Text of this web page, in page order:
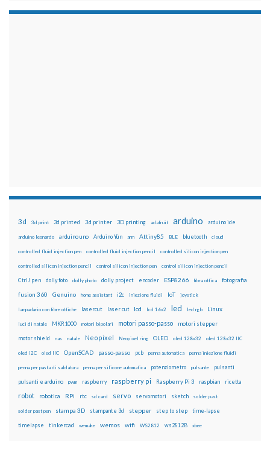
3d 3d print 3d printed 3d printer 3D printing adafruit arduino arduino ide
arduino leonardo arduino uno Arduino Yún arm Attiny85 BLE bluetooth cloud
controlled fluid injection pen controlled fluid injection pencil controlled silicon injection pen
controlled silicon injection pencil control silicon injection pen control silicon injection pencil
CtrlJ pen dolly foto dolly photo dolly project encoder ESP8266 fibra ottica fotografia
fusion 360 Genuino home assistant i2c iniezione fluidi IoT joystick
lampadario con fibre ottiche lasercut laser cut lcd lcd 16x2 led led rgb Linux
luci di natale MKR1000 motori bipolari motori passo-passo motori stepper
motor shield nas natale Neopixel Neopixel ring OLED oled 128x32 oled 128x32 IIC
oled i2C oled IIC OpenSCAD passo-passo pcb penna automatica penna iniezione fluidi
penna per pasta di saldatura penna per silicone automatica potenziometro pulsante pulsanti
pulsanti e arduino pwm raspberry raspberry pi Raspberry Pi 3 raspbian ricetta
robot robotica RPi rtc sd card servo servomotori sketch solder past
solder past pen stampa 3D stampante 3d stepper step to step time-lapse
timelapse tinkercad wemake wemos wifi WS2812 ws2812B xbee